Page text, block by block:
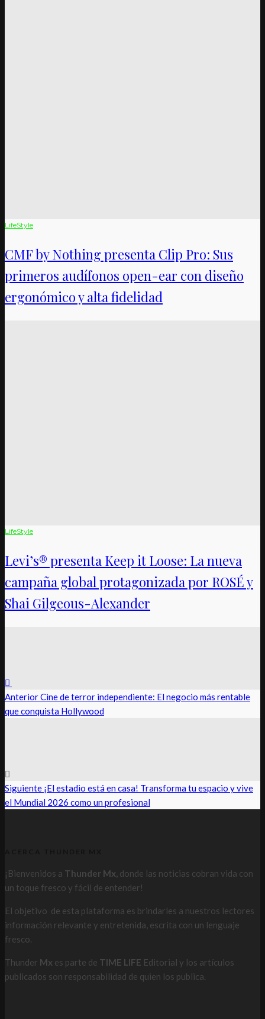
LifeStyle
CMF by Nothing presenta Clip Pro: Sus
primeros audífonos open-ear con diseño
ergonómico y alta fidelidad
LifeStyle
Levi’s® presenta Keep it Loose: La nueva
campaña global protagonizada por ROSÉ y
Shai Gilgeous-Alexander
AnteriorCine de terror independiente: El negocio más rentable
que conquista Hollywood
Siguiente ¡El estadio está en casa! Transforma tu espacio y vive
el Mundial 2026 como un profesional
¡Bienvenidos a Thunder Mx, donde las noticias cobran vida con
un toque fresco y fácil de entender!
El objetivo de esta plataforma es brindarles a nuestros lectores
información relevante y entretenida, escrita con un lenguaje
fresco.
Thunder Mx es parte de TIME LIFE Editorial y los artículos
publicados son responsabilidad de quien los publica.